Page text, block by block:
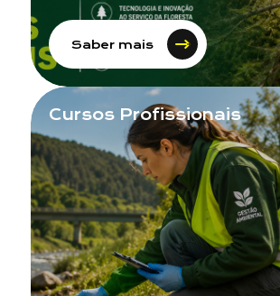
Mensagem
Saber mais
Cursos Profissionais